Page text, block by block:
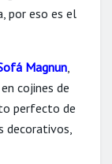
por eso es el
Magnun,
cojines de
perfecto de
decorativos,